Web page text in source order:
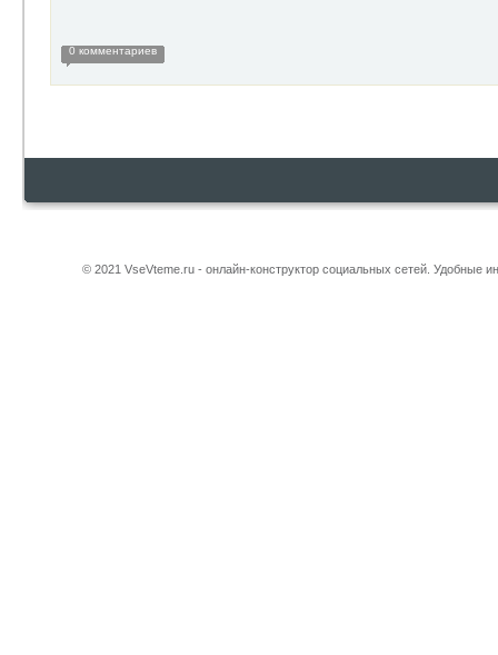
0 комментариев
© 2021 VseVteme.ru - онлайн-конструктор социальных сетей. Удобные